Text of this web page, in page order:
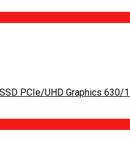
PCIe/UHD Graphics 630/